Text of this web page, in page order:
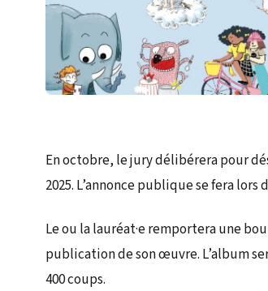
En octobre, le jury délibérera pour
2025. L’annonce publique se fera lors
Le ou la lauréat·e remportera une
publication de son œuvre. L’album
400 coups.